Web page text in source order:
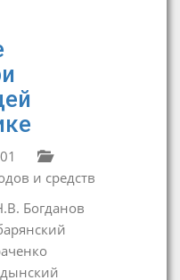
и средств
Богданов